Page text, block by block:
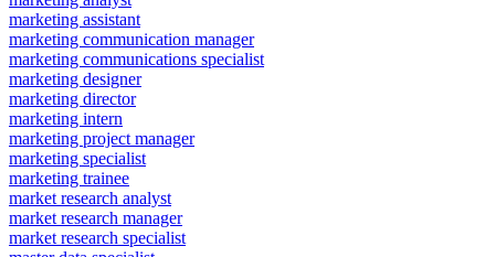
marketing assistant
marketing communication manager
marketing communications specialist
marketing designer
marketing director
marketing intern
marketing project manager
marketing specialist
marketing trainee
market research analyst
market research manager
market research specialist